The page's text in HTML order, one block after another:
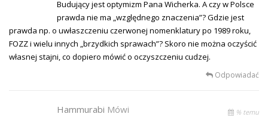
Budujący jest optymizm Pana Wicherka. A czy w Polsce
prawda nie ma „względnego znaczenia”? Gdzie jest
prawda np. o uwłaszczeniu czerwonej nomenklatury po 1989 roku,
FOZZ i wielu innych „brzydkich sprawach”? Skoro nie można oczyścić
własnej stajni, co dopiero mówić o oczyszczeniu cudzej.
Odpowiadać
Hammurabi Mówi % temu